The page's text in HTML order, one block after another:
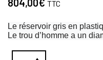
TTC
Le réservoir gris en
Le trou d’homme a un